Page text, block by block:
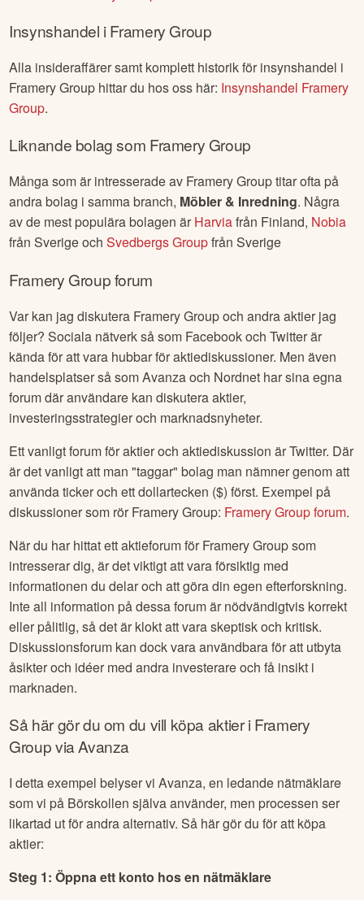
Insynshandel iFramery Group
Alla insideraffärer samt komplett historik för insynshandel i
Framery Group hittar du hos oss här: Insynshandel Framery
Group.
Liknande bolag som Framery Group
Många som är intresserade av Framery Grouptitar ofta på
andra bolag i samma branch, Möbler & Inredning. Några
av de mest populära bolagen är Harviafrån Finland, Nobia
frånSverigeochSvedbergs GroupfrånSverige
Framery Groupforum
Var kan jag diskutera Framery Groupoch andra aktier jag
följer? Sociala nätverk så som Facebook och Twitter är
kända för att vara hubbar för aktiediskussioner. Men även
handelsplatser så som Avanza och Nordnet har sina egna
forum där användare kan diskutera aktier,
investeringsstrategier och marknadsnyheter.
Ett vanligt forum för aktier och aktiediskussion är Twitter. Där
är det vanligt att man "taggar" bolag man nämner genom att
använda ticker och ett dollartecken ($) först. Exempel på
diskussioner som rör Framery Group: Framery Groupforum.
När du har hittat ett aktieforum för Framery Groupsom
intresserar dig, är det viktigt att vara försiktig med
informationen du delar och att göra din egen efterforskning.
Inte all information på dessa forum är nödvändigtvis korrekt
eller pålitlig, så det är klokt att vara skeptisk och kritisk.
Diskussionsforum kan dock vara användbara för att utbyta
åsikter och idéer med andra investerare och få insikt i
marknaden.
Så här gör du om du vill köpa aktier iFramery
Groupvia Avanza
I detta exempel belyser vi Avanza, en ledande nätmäklare
som vi på Börskollen själva använder, men processen ser
likartad ut för andra alternativ. Så här gör du för att köpa
aktier:
Steg 1: Öppna ett konto hos en nätmäklare